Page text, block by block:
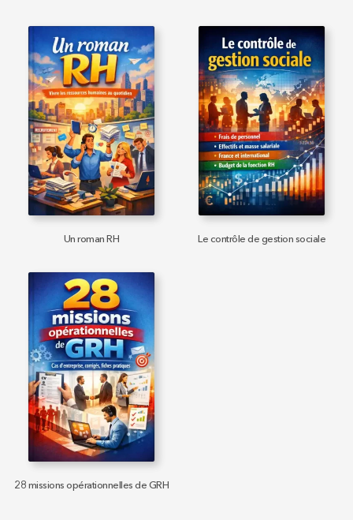
Un roman RH Le contrôle de gestion sociale
28 missions opérationnelles de GRH